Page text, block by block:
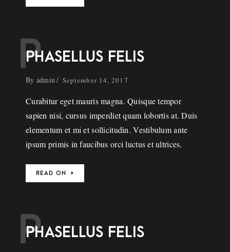
PHASELLUS FELIS
P
By admin September 14, 2017
Curabitur eget mauris magna. Quisque tempor
sapien nisi, cursus imperdiet quam lobortis at. Duis
elementum et mi et sollicitudin. Vestibulum ante
ipsum primis in faucibus orci luctus et ultrices.
READ ON
PHASELLUS FELIS
P